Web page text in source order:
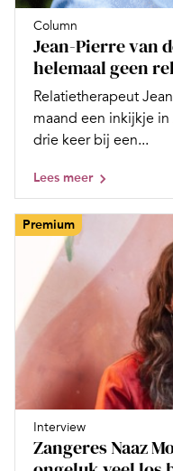
Column
Jean-Pierre van
helemaal geen
Relatietherapeut
maand een inkijkje in
drie keer bij een...
Lees meer
Premium
Interview
Zangeres Naaz